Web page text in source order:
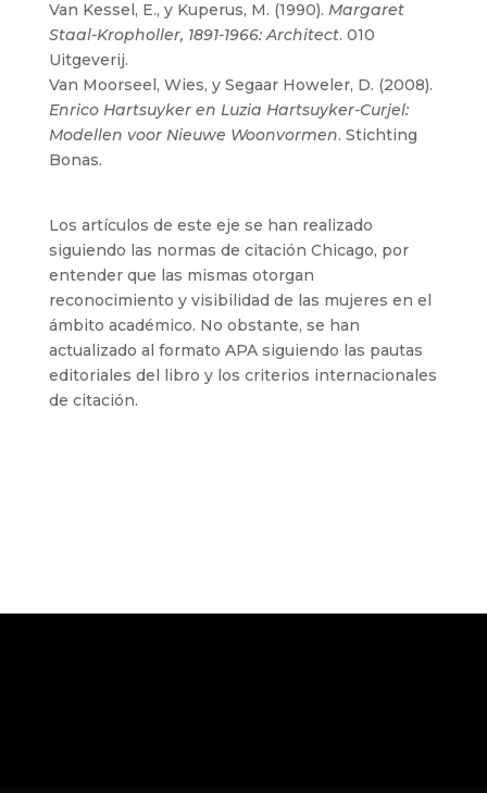
Van Kessel, E., y Kuperus, M. (1990). Margaret
Staal-Kropholler, 1891-1966: Architect. 010
Uitgeverij.
Van Moorseel, Wies, y Segaar Howeler, D. (2008).
Enrico Hartsuyker en Luzia Hartsuyker-Curjel:
Modellen voor Nieuwe Woonvormen. Stichting
Bonas.
Los artículos de este eje se han realizado
siguiendo las normas de citación Chicago, por
entender que las mismas otorgan
reconocimiento y visibilidad de las mujeres en el
ámbito académico. No obstante, se han
actualizado al formato APA siguiendo las pautas
editoriales del libro y los criterios internacionales
de citación.